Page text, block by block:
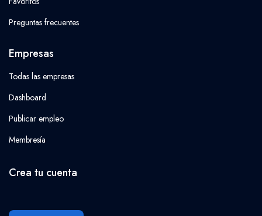
Preguntas frecuentes
Empresas
Todas las empresas
Dashboard
Publicar empleo
Membresía
Crea tu cuenta